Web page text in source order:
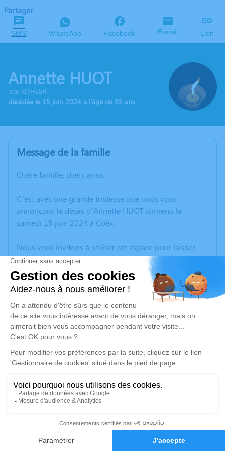
Faire-part Hommages
Partager
SMS WhatsApp Facebook E-mail Lien
Annette HUOT
née KOHLER
décédée le 15 juin 2024 à l'âge de 95 ans
Message de la famille
Chère famille, chers amis,
C’est avec une grande tristesse que nous vous
annonçons le décès d’Annette HUOT survenu le
samedi 15 juin 2024 à Coëx.
Nous vous invitons à utiliser cet espace pour laisser
vos condoléances, partager des photos souvenirs, une
anecdote ou exprimer vos pensées à travers des
poèmes ou des textes. Cet endroit est un lieu
d'expression dédié à honorer la mémoire d’Annette
HUOT.
Un service de plantation d’arbre hommage est
disponible ici.
Je rends hommage
Cérémonie religieuse
Eglise de La Chapelle Hermier
La Chapelle Hermier